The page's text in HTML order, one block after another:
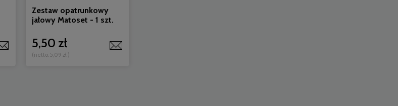
Zestaw opatrunkowy
jałowy Matoset - 1 szt.
5,50 zł
(netto: 5,09 zł )